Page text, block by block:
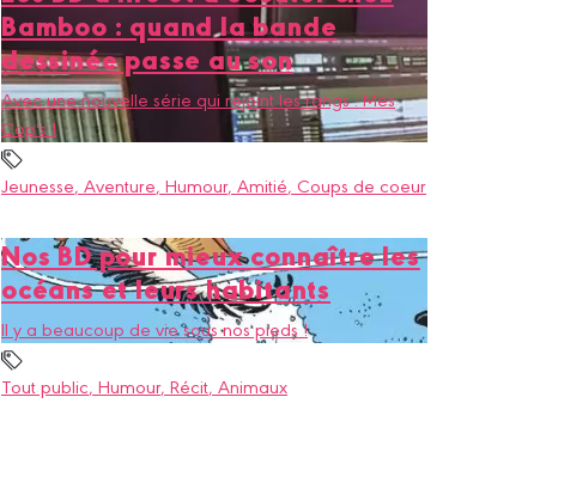
Bamboo : quand la bande
dessinée passe au son
Avec une nouvelle série qui rejoint les rangs : Mes
Cop's !
Jeunesse, Aventure, Humour, Amitié, Coups de coeur
Nos BD pour mieux connaître les
océans et leurs habitants
Il y a beaucoup de vie sous nos pieds !
Tout public, Humour, Récit, Animaux